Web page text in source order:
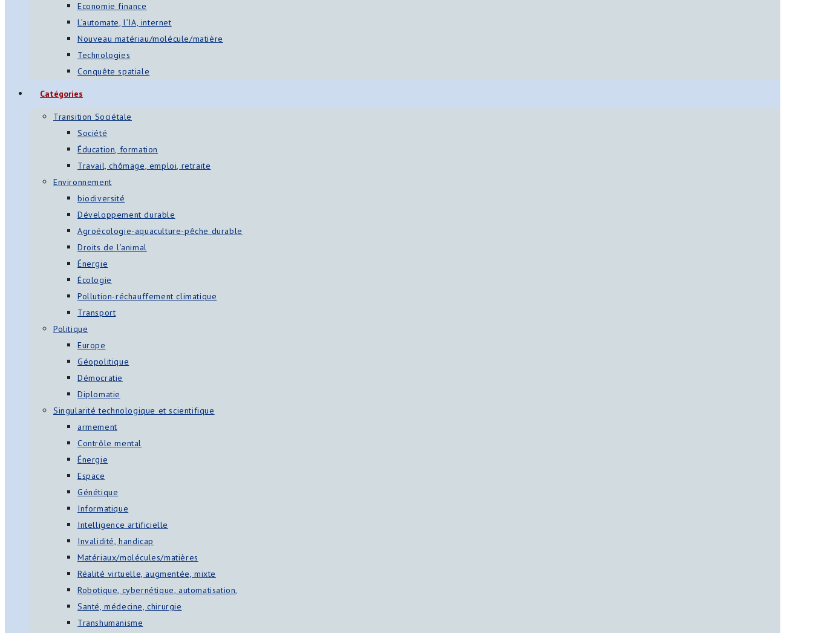
Economie finance
L’automate, l’IA, internet
Nouveau matériau/molécule/matière
Technologies
Conquête spatiale
Catégories
Transition Sociétale
Société
Éducation, formation
Travail, chômage, emploi, retraite
Environnement
biodiversité
Développement durable
Agroécologie-aquaculture-pêche durable
Droits de l’animal
Énergie
Écologie
Pollution-réchauffement climatique
Transport
Politique
Europe
Géopolitique
Démocratie
Diplomatie
Singularité technologique et scientifique
armement
Contrôle mental
Énergie
Espace
Génétique
Informatique
Intelligence artificielle
Invalidité, handicap
Matériaux/molécules/matières
Réalité virtuelle, augmentée, mixte
Robotique, cybernétique, automatisation,
Santé, médecine, chirurgie
Transhumanisme